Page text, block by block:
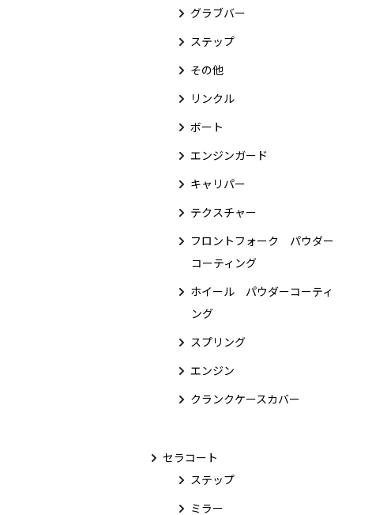
グラブバー
ステップ
その他
リンクル
ボート
エンジンガード
キャリパー
テクスチャー
フロントフォーク パウダー
コーティング
ホイール パウダーコーティ
ング
スプリング
エンジン
クランクケースカバー
セラコート
ステップ
ミラー